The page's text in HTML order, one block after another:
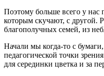
Поэтому больше всего у нас
которым скучают, с другой.
благополучных семей, из
Начали мы когда-то с
педагогической точки
для серединки цветка и за